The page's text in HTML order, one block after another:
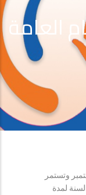
العامة
وتستمر
لمدة